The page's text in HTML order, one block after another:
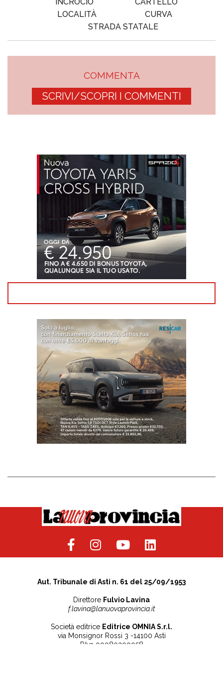
LOCALITÀ
CURVA
STRADA STATALE
COMMENTA
SCRIVI/SCOPRI I COMMENTI
Aut. Tribunale di Asti n. 61 del 25/09/1953
Direttore Fulvio Lavina
f.lavina@lanuovaprovincia.it
Società editrice Editrice OMNIA S.r.l.
via Monsignor Rossi 3 -14100 Asti
P.Iva 00080200058